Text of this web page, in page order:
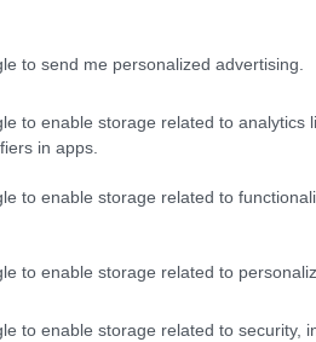
to send me personalized advertising.
to enable storage related to analytics
in apps.
to enable storage related to
to enable storage related to
to enable storage related to security,